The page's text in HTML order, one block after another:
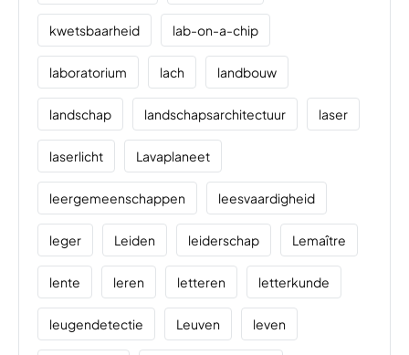
kwetsbaarheid lab-on-a-chip
laboratorium lach landbouw
landschap landschapsarchitectuur laser
laserlicht Lavaplaneet
leergemeenschappen leesvaardigheid
leger Leiden leiderschap Lemaître
lente leren letteren letterkunde
leugendetectie Leuven leven